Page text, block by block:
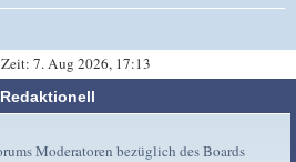
7. Aug 2026, 17:13
Redaktionell
Moderatoren bezüglich des Boards